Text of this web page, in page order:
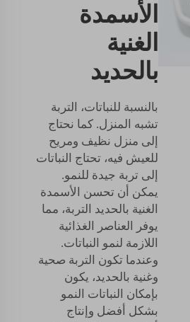
الأسمدة
الغنية
بالحديد
بالنسبة للنباتات، التربة
تشبه المنزل. كما نحتاج
إلى منزل نظيف ومريح
للعيش فيه، تحتاج النباتات
إلى تربة جيدة للنمو.
يمكن أن تحسن الأسمدة
الغنية بالحديد التربة، مما
يوفر العناصر الغذائية
اللازمة لنمو النباتات.
وعندما تكون التربة صحية
وغنية بالحديد، يكون
بإمكان النباتات النمو
بشكل أفضل وإنتاج